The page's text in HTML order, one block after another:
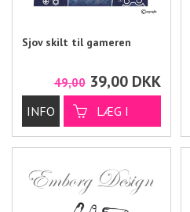
Sjov skilt til gameren
49,00 39,00 DKK